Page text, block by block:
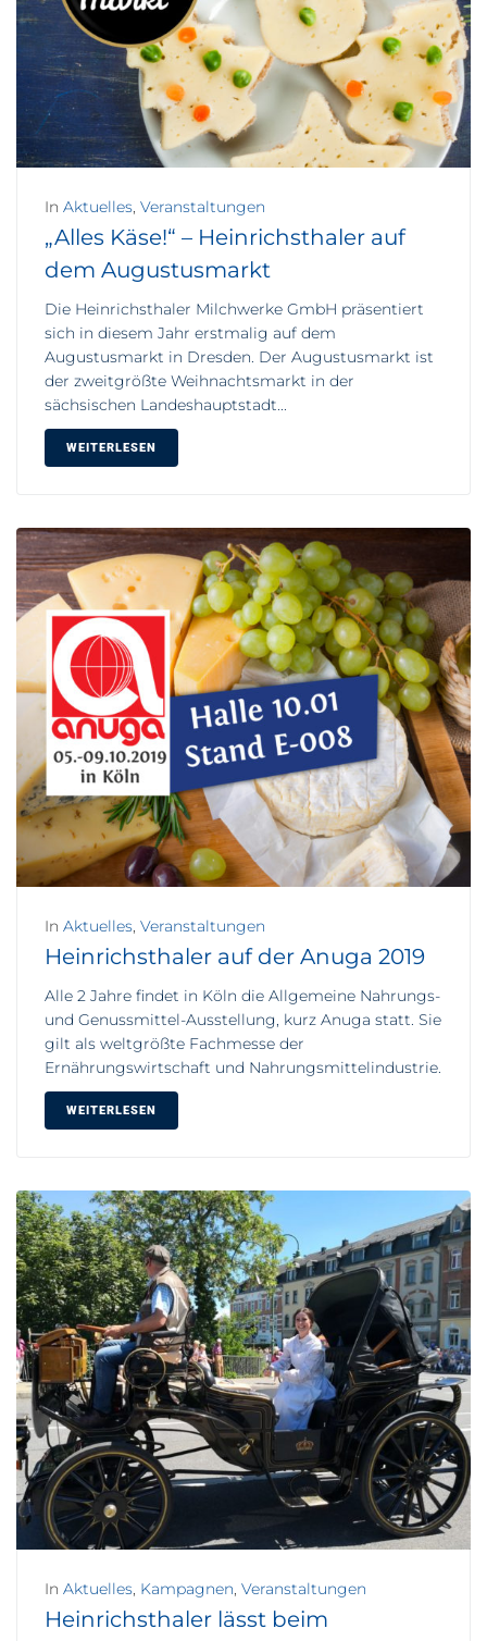
In Aktuelles, Veranstaltungen
„Alles Käse!“ – Heinrichsthaler auf
dem Augustusmarkt
Die Heinrichsthaler Milchwerke GmbH präsentiert
sich in diesem Jahr erstmalig auf dem
Augustusmarkt in Dresden. Der Augustusmarkt ist
der zweitgrößte Weihnachtsmarkt in der
sächsischen Landeshauptstadt...
WEITERLESEN
In Aktuelles, Veranstaltungen
Heinrichsthaler auf der Anuga 2019
Alle 2 Jahre findet in Köln die Allgemeine Nahrungs-
und Genussmittel-Ausstellung, kurz Anuga statt. Sie
gilt als weltgrößte Fachmesse der
Ernährungswirtschaft und Nahrungsmittelindustrie.
WEITERLESEN
In Aktuelles, Kampagnen, Veranstaltungen
Heinrichsthaler lässt beim